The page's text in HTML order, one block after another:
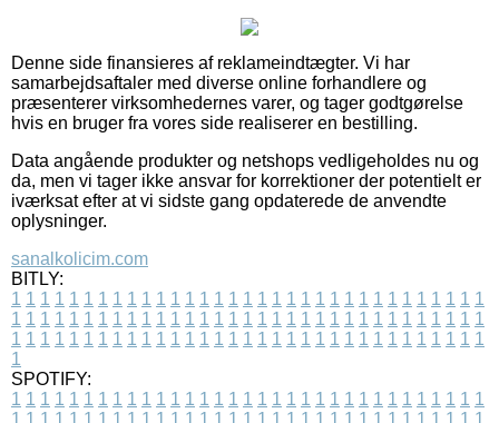
Denne side finansieres af reklameindtægter. Vi har
samarbejdsaftaler med diverse online forhandlere og
præsenterer virksomhedernes varer, og tager godtgørelse
hvis en bruger fra vores side realiserer en bestilling.
Data angående produkter og netshops vedligeholdes nu og
da, men vi tager ikke ansvar for korrektioner der potentielt er
iværksat efter at vi sidste gang opdaterede de anvendte
oplysninger.
sanalkolicim.com
BITLY:
1 1 1 1 1 1 1 1 1 1 1 1 1 1 1 1 1 1 1 1 1 1 1 1 1 1 1 1 1 1 1 1 1
1 1 1 1 1 1 1 1 1 1 1 1 1 1 1 1 1 1 1 1 1 1 1 1 1 1 1 1 1 1 1 1 1
1 1 1 1 1 1 1 1 1 1 1 1 1 1 1 1 1 1 1 1 1 1 1 1 1 1 1 1 1 1 1 1 1
1
SPOTIFY:
1 1 1 1 1 1 1 1 1 1 1 1 1 1 1 1 1 1 1 1 1 1 1 1 1 1 1 1 1 1 1 1 1
1 1 1 1 1 1 1 1 1 1 1 1 1 1 1 1 1 1 1 1 1 1 1 1 1 1 1 1 1 1 1 1 1